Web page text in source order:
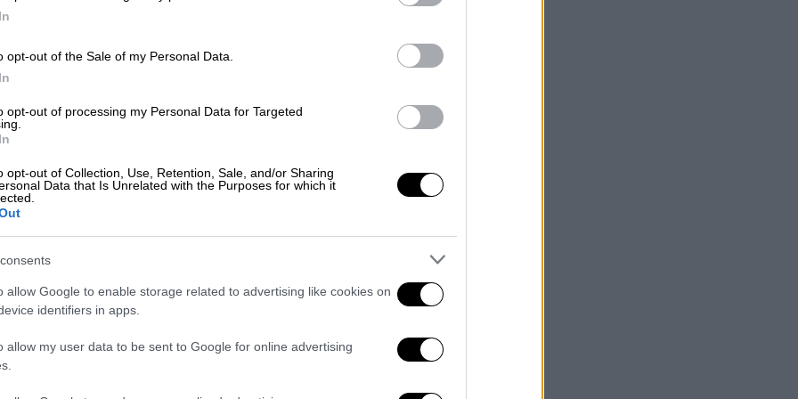
opt-out of the Sale of my Personal Data.
opt-out of processing my Personal Data for Targeted
opt-out of Collection, Use, Retention, Sale, and/or Sharing
Data that Is Unrelated with the Purposes for which it
allow Google to enable storage related to advertising like cookies on
identifiers in apps.
allow my user data to be sent to Google for online advertising
Εφιάλτης για 38χρονη στη
Βρετανία: Πήγε να φτιάξει φτηνά
τα... έχασε όλα
εξωτερικό όταν άρχισε να
αντιμετωπίζει σοβαρό πρόβλημα -
σοβαρή λοίμωξη
Σε επέμβαση υπεβλήθη η Μαρέβα